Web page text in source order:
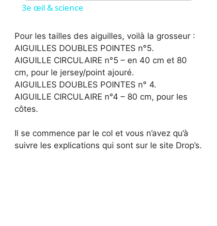
i
d
e
o
3e œil & science
Pour les tailles des aiguilles, voilà la grosseur :
AIGUILLES DOUBLES POINTES n°5.
AIGUILLE CIRCULAIRE n°5 – en 40 cm et 80
cm, pour le jersey/point ajouré.
AIGUILLES DOUBLES POINTES n° 4.
AIGUILLE CIRCULAIRE n°4 – 80 cm, pour les
côtes.
Il se commence par le col et vous n’avez qu’à
suivre les explications qui sont sur le site Drop’s.